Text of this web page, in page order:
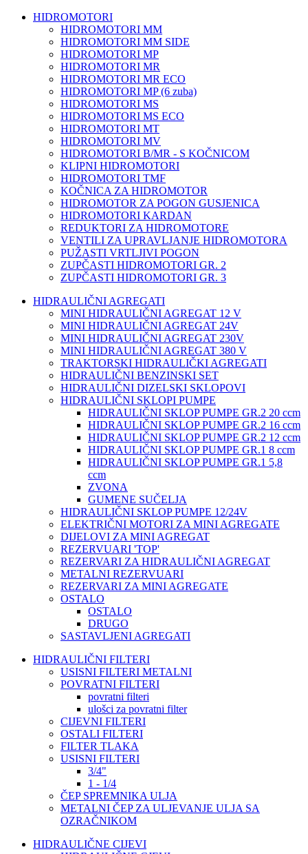
HIDROMOTORI
HIDROMOTORI MM
HIDROMOTORI MM SIDE
HIDROMOTORI MP
HIDROMOTORI MR
HIDROMOTORI MR ECO
HIDROMOTORI MP (6 zuba)
HIDROMOTORI MS
HIDROMOTORI MS ECO
HIDROMOTORI MT
HIDROMOTORI MV
HIDROMOTORI B/MR - S KOČNICOM
KLIPNI HIDROMOTORI
HIDROMOTORI TMF
KOČNICA ZA HIDROMOTOR
HIDROMOTOR ZA POGON GUSJENICA
HIDROMOTORI KARDAN
REDUKTORI ZA HIDROMOTORE
VENTILI ZA UPRAVLJANJE HIDROMOTORA
PUŽASTI VRTLJIVI POGON
ZUPČASTI HIDROMOTORI GR. 2
ZUPČASTI HIDROMOTORI GR. 3
HIDRAULIČNI AGREGATI
MINI HIDRAULIČNI AGREGAT 12 V
MINI HIDRAULIČNI AGREGAT 24V
MINI HIDRAULIČNI AGREGAT 230V
MINI HIDRAULIČNI AGREGAT 380 V
TRAKTORSKI HIDRAULIČKI AGREGATI
HIDRAULIČNI BENZINSKI SET
HIDRAULIČNI DIZELSKI SKLOPOVI
HIDRAULIČNI SKLOPI PUMPE
HIDRAULIČNI SKLOP PUMPE GR.2 20 ccm
HIDRAULIČNI SKLOP PUMPE GR.2 16 ccm
HIDRAULIČNI SKLOP PUMPE GR.2 12 ccm
HIDRAULIČNI SKLOP PUMPE GR.1 8 ccm
HIDRAULIČNI SKLOP PUMPE GR.1 5,8
ccm
ZVONA
GUMENE SUČELJA
HIDRAULIČNI SKLOP PUMPE 12/24V
ELEKTRIČNI MOTORI ZA MINI AGREGATE
DIJELOVI ZA MINI AGREGAT
REZERVUARI 'TOP'
REZERVARI ZA HIDRAULIČNI AGREGAT
METALNI REZERVUARI
REZERVARI ZA MINI AGREGATE
OSTALO
OSTALO
DRUGO
SASTAVLJENI AGREGATI
HIDRAULIČNI FILTERI
USISNI FILTERI METALNI
POVRATNI FILTERI
povratni filteri
ulošci za povratni filter
CIJEVNI FILTERI
OSTALI FILTERI
FILTER TLAKA
USISNI FILTERI
3/4"
1 - 1/4
ČEP SPREMNIKA ULJA
METALNI ČEP ZA ULJEVANJE ULJA SA
OZRAČNIKOM
HIDRAULIČNE CIJEVI